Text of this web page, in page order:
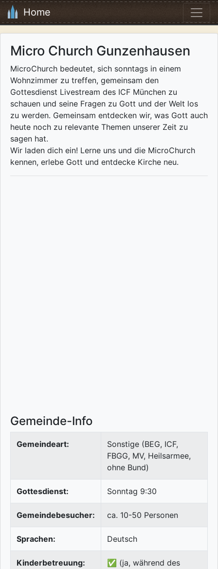
Home
Micro Church Gunzenhausen
MicroChurch bedeutet, sich sonntags in einem
Wohnzimmer zu treffen, gemeinsam den
Gottesdienst Livestream des ICF München zu
schauen und seine Fragen zu Gott und der Welt los
zu werden. Gemeinsam entdecken wir, was Gott auch
heute noch zu relevante Themen unserer Zeit zu
sagen hat.
Wir laden dich ein! Lerne uns und die MicroChurch
kennen, erlebe Gott und entdecke Kirche neu.
Gemeinde-Info
Gemeindeart:
Sonstige (BEG, ICF,
FBGG, MV, Heilsarmee,
ohne Bund)
Gottesdienst: Sonntag 9:30
Gemeindebesucher: ca. 10-50 Personen
Sprachen: Deutsch
Kinderbetreuung:
✅ (ja, während des